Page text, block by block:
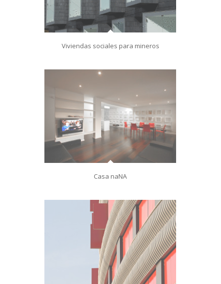
Viviendas sociales para mineros
Casa naNA